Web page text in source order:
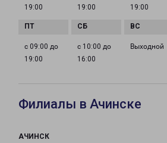
19:00
19:00
19:00
с 09:00 до
19:00
с 10:00 до
16:00
Выходной
Филиалы в Ачинске
АЧИНСК